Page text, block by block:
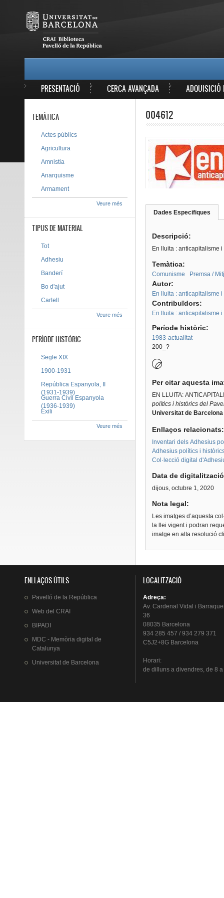
PRESENTACIÓ CERCA AVANÇADA ADQUISICIÓ
004612
Dades Especifiques
Descripció:
En lluita : anticapitalisme
Temàtica:
Comunisme Premsa /
Autor:
En lluita : anticapitalisme
Contribuïdors:
En lluita : anticapitalisme
Període històric:
1983-actualitat
200_?
Per citar aquesta
EN LLUITA:
polítics i històrics del
Universitat de Barcelona
Enllaços
Inventari dels Adhesius
Adhesius polítics i
Col·lecció digital
Data de
dijous, octubre 1, 2020
Nota legal:
Les imatges d’aquesta
la llei vigent i podran
imatge en alta resolució
TEMÀTICA
Actes públics
Agricultura
Amnistia
Anarquisme
Armament
Veure més
TIPUS DE MATERIAL
Tot
Adhesiu
Banderí
Bo d'ajut
Cartell
Veure més
PERÍODE HISTÒRIC
Segle XIX
1900-1931
República Espanyola, II
(1931-1939)
Guerra Civil Espanyola
(1936-1939)
Exili
Veure més
ENLLAÇOS ÚTILS
Pavelló de la República
Web del CRAI
BIPADI
MDC - Memòria digital de
Catalunya
Universitat de Barcelona
LOCALITZACIÓ
Adreça:
Av. Cardenal Vidal i
36
08035 Barcelona
934 285 457 / 934 279 371
C5J2+8G Barcelona
Horari:
de dillunsa divendres, de 8